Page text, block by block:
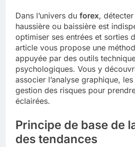
Dans l’univers du forex,
haussière ou baissière est
optimiser ses entrées et sorties
article vous propose une
appuyée par des outils
psychologiques. Vous y
associer l’analyse graphique, les
gestion des risques pour
éclairées.
Principe de base de
des tendances